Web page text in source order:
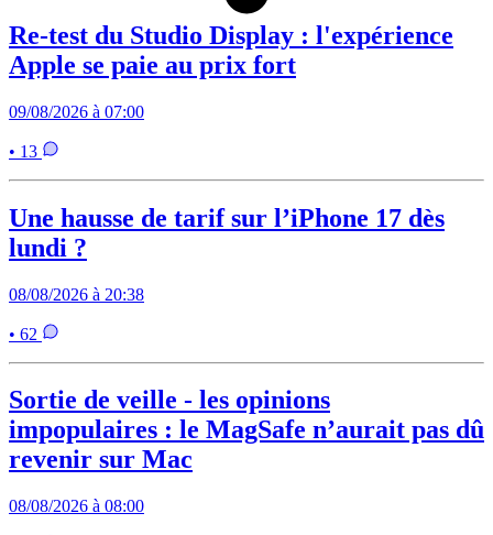
Re-test du Studio Display : l'expérience
Apple se paie au prix fort
09/08/2026 à 07:00
• 13
Une hausse de tarif sur l’iPhone 17 dès
lundi ?
08/08/2026 à 20:38
• 62
Sortie de veille - les opinions
impopulaires : le MagSafe n’aurait pas dû
revenir sur Mac
08/08/2026 à 08:00